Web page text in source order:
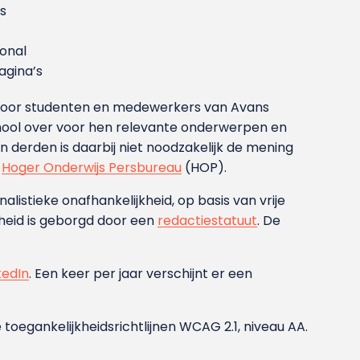
studenten en medewerkers van Avans
over voor hen relevante onderwerpen en
is daarbij niet noodzakelijk de mening
Hoger Onderwijs Persbureau (HOP).
onafhankelijkheid, op basis van vrije
is geborgd door een redactiestatuut. De
. Een keer per jaar verschijnt er een
WCAG 2.1, niveau AA.